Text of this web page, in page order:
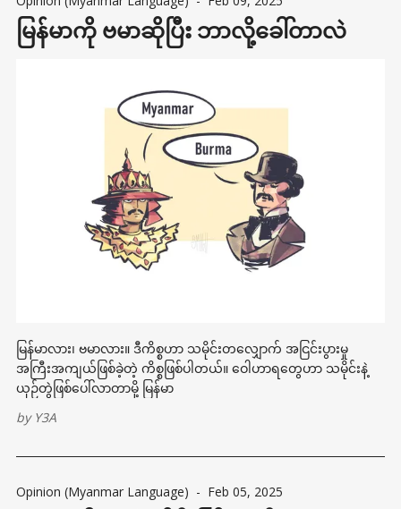
မြန်မာကို ဗမာဆိုပြီး ဘာလို့ခေါ်တာလဲ
မြန်မာလား၊ ဗမာလား။ ဒီကိစ္စဟာ သမိုင်းတလျှောက် အငြင်းပွားမှု
အကြီးအကျယ်ဖြစ်ခဲ့တဲ့ ကိစ္စဖြစ်ပါတယ်။ ဝေါဟာရတွေဟာ သမိုင်းနဲ့
ယှဉ်တွဲဖြစ်ပေါ်လာတာမို့ မြန်မာ
by Y3A
Opinion (Myanmar Language) - Feb 05, 2025